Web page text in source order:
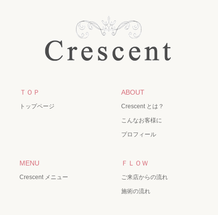
ＴＯＰ
トップページ
ABOUT
Crescent とは？
こんなお客様に
プロフィール
MENU
Crescent メニュー
ＦＬＯＷ
ご来店からの流れ
施術の流れ